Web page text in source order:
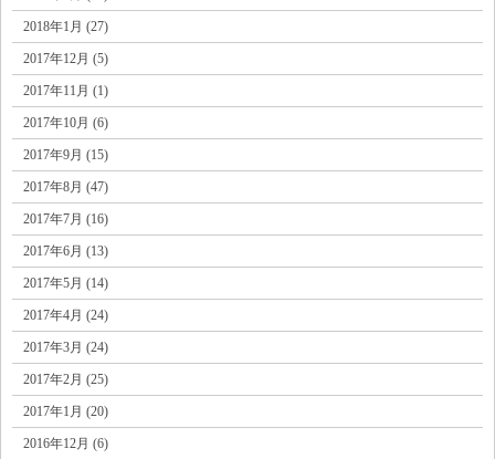
2018年1月 (27)
2017年12月 (5)
2017年11月 (1)
2017年10月 (6)
2017年9月 (15)
2017年8月 (47)
2017年7月 (16)
2017年6月 (13)
2017年5月 (14)
2017年4月 (24)
2017年3月 (24)
2017年2月 (25)
2017年1月 (20)
2016年12月 (6)